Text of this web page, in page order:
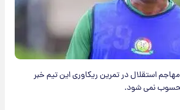
استقلال در تمرین ریکاوری این تیم خبر
نمی شود.